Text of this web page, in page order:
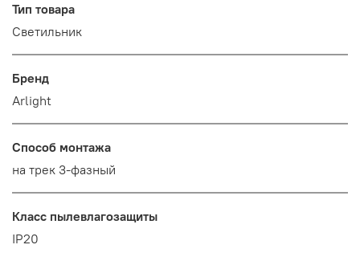
Тип товара
Светильник
Бренд
Arlight
Способ монтажа
на трек 3-фазный
Класс пылевлагозащиты
IP20